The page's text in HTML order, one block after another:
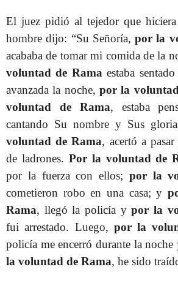
El juez pidió al tejedor que
hombre dijo: “Su Señoría, por la
acababa de tomar mi comida de la
voluntad de Ramaestaba
avanzada la noche, por la
voluntad de Rama, estaba
cantando Su nombre y Sus
voluntad de Rama, acertó a
de ladrones. Por la voluntad de
por la fuerza con ellos; por la
cometieron robo en una casa; y
Rama, llegó la policía ypor la
fui arrestado. Luego, por la
policía me encerró durante la noche
la voluntad de Rama, he sido